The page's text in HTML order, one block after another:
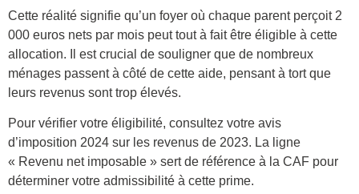
Cette réalité signifie qu’un foyer où chaque parent perçoit 2
000 euros nets par mois peut tout à fait être éligible à cette
allocation. Il est crucial de souligner que de nombreux
ménages passent à côté de cette aide, pensant à tort que
leurs revenus sont trop élevés.
Pour vérifier votre éligibilité, consultez votre avis
d’imposition 2024 sur les revenus de 2023. La ligne
« Revenu net imposable » sert de référence à la CAF pour
déterminer votre admissibilité à cette prime.